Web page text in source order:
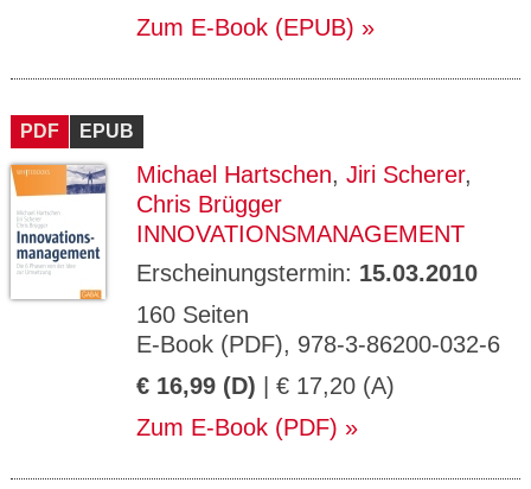
Zum E-Book (EPUB)
PDF EPUB
Michael Hartschen, Jiri Scherer,
Chris Brügger
INNOVATIONSMANAGEMENT
Erscheinungstermin: 15.03.2010
160 Seiten
E-Book (PDF), 978-3-86200-032-6
€ 16,99 (D) | € 17,20 (A)
Zum E-Book (PDF)